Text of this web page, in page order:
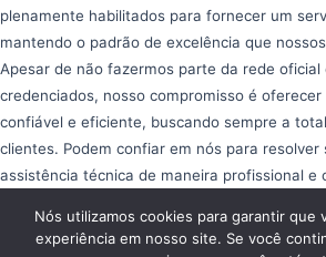
plenamente habilitados para fornecer um
mantendo o padrão de excelência que
Apesar de não fazermos parte da rede oficial
credenciados, nosso compromisso é
confiável e eficiente, buscando sempre a
clientes. Podem confiar em nós para resolver
assistência técnica de maneira profissional e
forma possível, proporcionando tranquilidade
Nós utilizamos cookies para garantir que
experiência em nosso site. Se você